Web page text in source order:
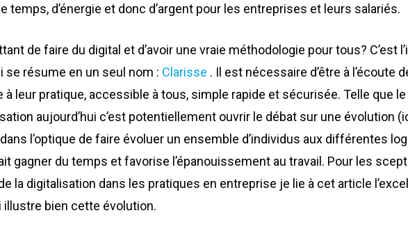
temps, d’énergie et donc d’argent pour les entreprises et leurs salariés.
de faire du digital et d’avoir une vraie méthodologie pour tous? C’est
se résume en un seul nom : Clarisse . Il est nécessaire d’être à l’écoute
leur pratique, accessible à tous, simple rapide et sécurisée. Telle que le
aujourd’hui c’est potentiellement ouvrir le débat sur une évolution
l’optique de faire évoluer un ensemble d’individus aux différentes
gagner du temps et favorise l’épanouissement au travail. Pour les
la digitalisation dans les pratiques en entreprise je lie à cet article
illustre bien cette évolution.